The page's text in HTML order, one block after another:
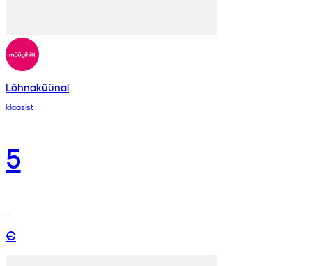
Lõhnaküünal
klaasist
5
€